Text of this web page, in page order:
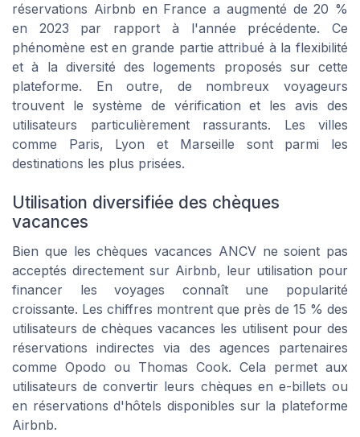
réservations Airbnb en France a augmenté de 20 %
en 2023 par rapport à l'année précédente. Ce
phénomène est en grande partie attribué à la flexibilité
et à la diversité des logements proposés sur cette
plateforme. En outre, de nombreux voyageurs
trouvent le système de vérification et les avis des
utilisateurs particulièrement rassurants. Les villes
comme Paris, Lyon et Marseille sont parmi les
destinations les plus prisées.
Utilisation diversifiée des chèques
vacances
Bien que les chèques vacances ANCV ne soient pas
acceptés directement sur Airbnb, leur utilisation pour
financer les voyages connaît une popularité
croissante. Les chiffres montrent que près de 15 % des
utilisateurs de chèques vacances les utilisent pour des
réservations indirectes via des agences partenaires
comme Opodo ou Thomas Cook. Cela permet aux
utilisateurs de convertir leurs chèques en e-billets ou
en réservations d'hôtels disponibles sur la plateforme
Airbnb.